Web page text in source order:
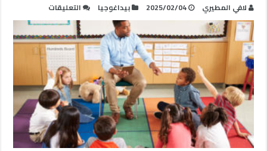
لافي المطيري 2025/02/04 بيداغوجيا التعليقات
لماذا
يُفسح
المعلمون
المتميزون
المجال
لعقول
طلابهم
للدهشة
والتأمل؟
مغلقة